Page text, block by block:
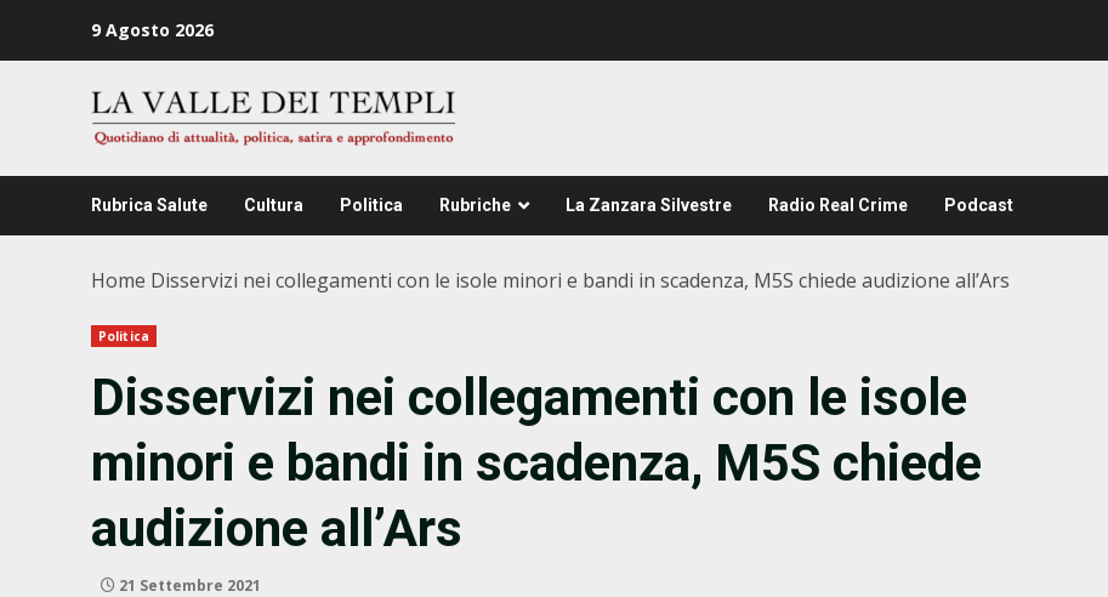
9 Agosto 2026
Rubrica Salute Cultura Politica Rubriche La Zanzara Silvestre Radio Real Crime Podcast
Home Disservizi nei collegamenti con le isole minori e bandi in scadenza, M5S chiede audizione all’Ars
Politica
Disservizi nei collegamenti con le isole
minori e bandi in scadenza, M5S chiede
audizione all’Ars
21 Settembre 2021